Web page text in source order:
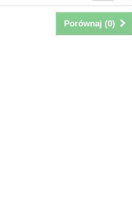
Porównaj (0)